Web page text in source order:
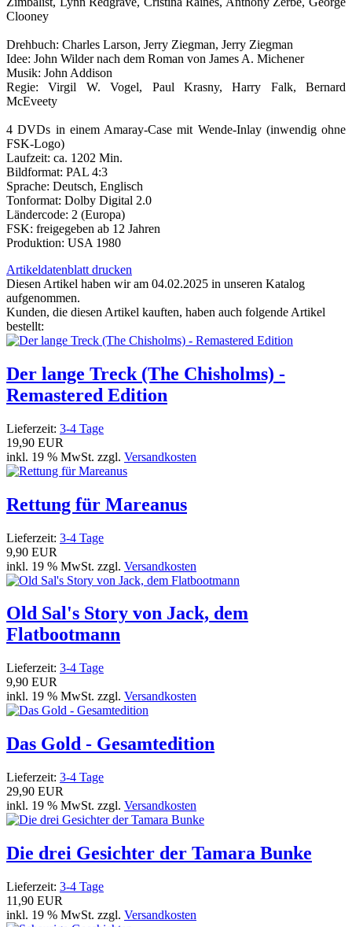
Clooney
Drehbuch: Charles Larson, Jerry Ziegman, Jerry Ziegman
Idee: John Wilder nach dem Roman von James A. Michener
Musik: John Addison
Regie: Virgil W. Vogel, Paul Krasny, Harry Falk, Bernard
McEveety
4 DVDs in einem Amaray-Case mit Wende-Inlay (inwendig ohne
FSK-Logo)
Laufzeit: ca. 1202 Min.
Bildformat: PAL 4:3
Sprache: Deutsch, Englisch
Tonformat: Dolby Digital 2.0
Ländercode: 2 (Europa)
FSK: freigegeben ab 12 Jahren
Produktion: USA 1980
Artikeldatenblatt drucken
Diesen Artikel haben wir am 04.02.2025 in unseren Katalog
aufgenommen.
Kunden, die diesen Artikel kauften, haben auch folgende Artikel
bestellt:
Der lange Treck (The Chisholms) -
Remastered Edition
Lieferzeit: 3-4 Tage
19,90 EUR
inkl. 19 % MwSt. zzgl. Versandkosten
Rettung für Mareanus
Lieferzeit: 3-4 Tage
9,90 EUR
inkl. 19 % MwSt. zzgl. Versandkosten
Old Sal's Story von Jack, dem
Flatbootmann
Lieferzeit: 3-4 Tage
9,90 EUR
inkl. 19 % MwSt. zzgl. Versandkosten
Das Gold - Gesamtedition
Lieferzeit: 3-4 Tage
29,90 EUR
inkl. 19 % MwSt. zzgl. Versandkosten
Die drei Gesichter der Tamara Bunke
Lieferzeit: 3-4 Tage
11,90 EUR
inkl. 19 % MwSt. zzgl. Versandkosten